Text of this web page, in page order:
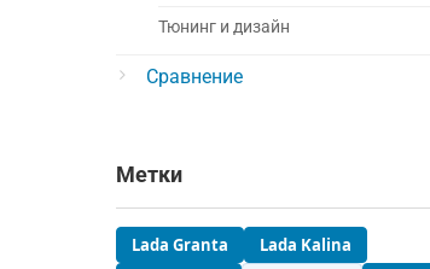
Тюнинг и дизайн
Сравнение
Метки
Lada Granta
Lada Kalina